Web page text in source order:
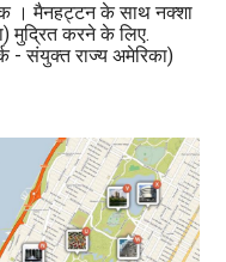
। मैनहट्टन के साथ नक्शा
मुद्रित करने के लिए.
- संयुक्त राज्य अमेरिका)